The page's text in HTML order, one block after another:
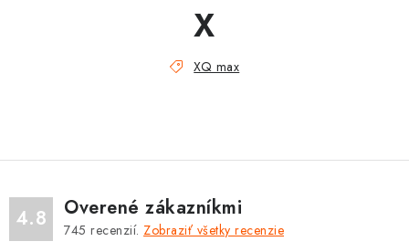
X
XQ max
4.8 Overené zákazníkmi
745 recenzií. Zobraziť všetky recenzie